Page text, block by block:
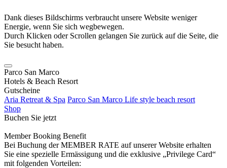
Dank dieses Bildschirms verbraucht unsere Website weniger
Energie, wenn Sie sich wegbewegen.
Durch Klicken oder Scrollen gelangen Sie zurück auf die Seite, die
Sie besucht haben.
Parco San Marco
Hotels & Beach Resort
Gutscheine
Aria Retreat & Spa Parco San Marco Life style beach resort
Shop
Buchen Sie jetzt
Member Booking Benefit
Bei Buchung der MEMBER RATE auf unserer Website erhalten
Sie eine spezielle Ermässigung und die exklusive „Privilege Card“
mit folgenden Vorteilen: